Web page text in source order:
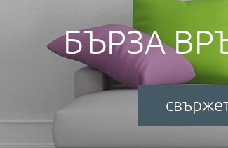
БЪРЗА